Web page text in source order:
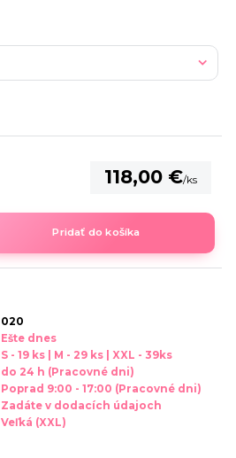
118,00 €/ks
Pridať do košíka
020
Ešte dnes
S - 19 ks | M - 29 ks | XXL - 39ks
do 24 h (Pracovné dni)
Poprad 9:00 - 17:00 (Pracovné dni)
Zadáte v dodacích údajoch
Veľká (XXL)